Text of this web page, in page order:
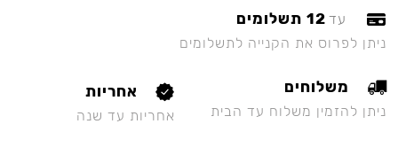
עד 12 תשלומים
ניתן לפרוס את הקנייה לתשלומים
משלוחים
ניתן להזמין משלוח עד הבית
אחריות
אחריות עד שנה